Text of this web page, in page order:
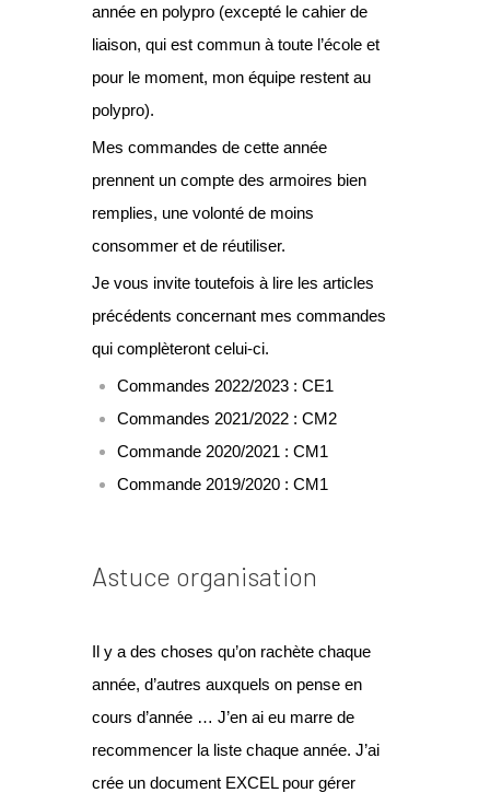
année en polypro (excepté le cahier de
liaison, qui est commun à toute l’école et
pour le moment, mon équipe restent au
polypro).
Mes commandes de cette année
prennent un compte des armoires bien
remplies, une volonté de moins
consommer et de réutiliser.
Je vous invite toutefois à lire les articles
précédents concernant mes commandes
qui complèteront celui-ci.
Commandes 2022/2023 : CE1
Commandes 2021/2022 : CM2
Commande 2020/2021 : CM1
Commande 2019/2020 : CM1
Astuce organisation
Il y a des choses qu’on rachète chaque
année, d’autres auxquels on pense en
cours d’année … J’en ai eu marre de
recommencer la liste chaque année. J’ai
crée un document EXCEL pour gérer